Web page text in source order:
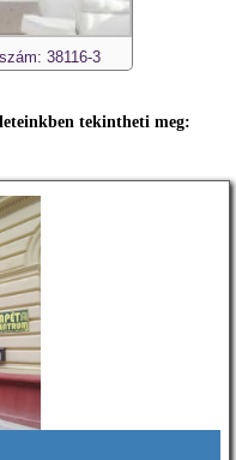
38116-3
tekintheti meg: